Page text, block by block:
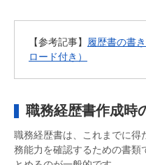
【参考記事】 履歴書の書
ロード付き）
職務経歴書作成時
職務経歴書は、これまでに得
務能力を確認するための書類